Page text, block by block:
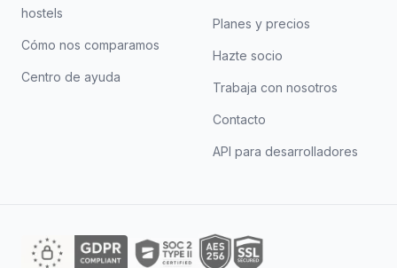
hostels
Cómo nos comparamos
Centro de ayuda
Planes y precios
Hazte socio
Trabaja con nosotros
Contacto
API para desarrolladores